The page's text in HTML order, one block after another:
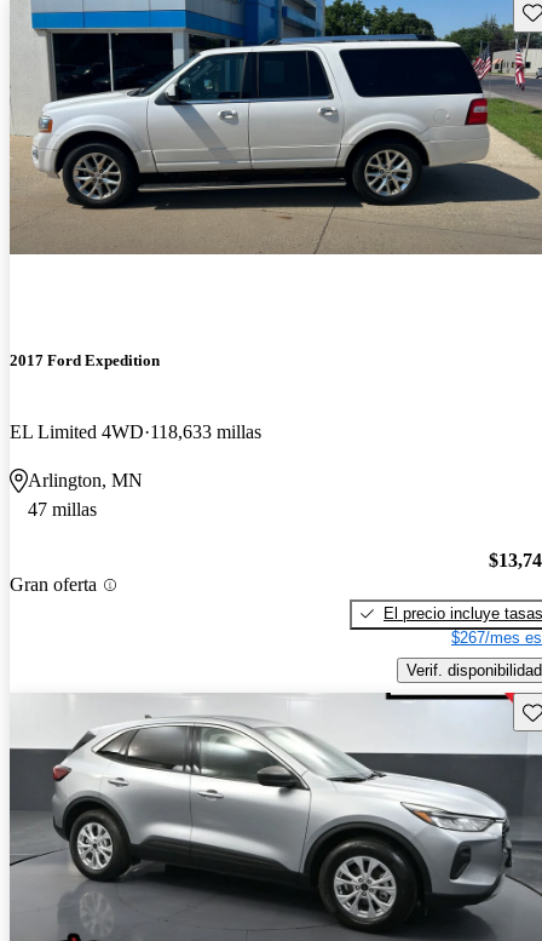
2017 Ford Expedition
EL Limited 4WD 118,633 millas
Arlington, MN
47 millas
Gran oferta
El precio incluye tasas
$267/mes
Verif. disponibilidad